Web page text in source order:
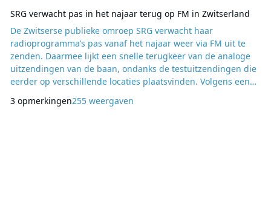
SRG verwacht pas in het najaar terug op FM in Zwitserland
De Zwitserse publieke omroep SRG verwacht haar
radioprogramma’s pas vanaf het najaar weer via FM uit te
zenden. Daarmee lijkt een snelle terugkeer van de analoge
uitzendingen van de baan, ondanks de testuitzendingen die
eerder op verschillende locaties plaatsvinden. Volgens een
Milieu, Transport, Energie en Communicatie wordt ervan
3 opmerkingen255 weergaven